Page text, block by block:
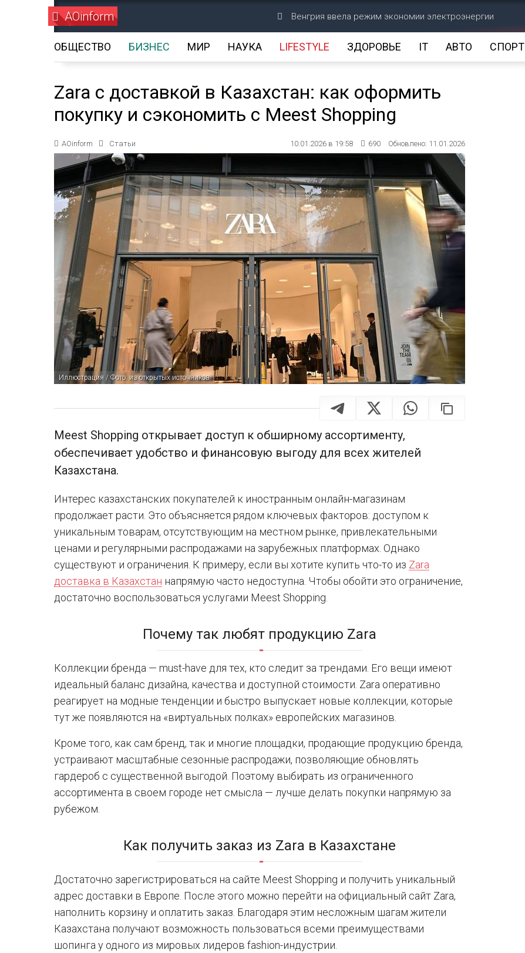
AOinform Венгрия ввела режим экономии электроэнергии
ОБЩЕСТВО БИЗНЕС МИР НАУКА LIFESTYLE ЗДОРОВЬЕ IT АВТО СПОРТ
Zara с доставкой в Казахстан: как оформить
покупку и сэкономить с Meest Shopping
AOinform Статьи 10.01.2026 в 19:58 690 Обновлено: 11.01.2026
Иллюстрация / Фото: из открытых источников
Meest Shopping открывает доступ к обширному ассортименту,
обеспечивает удобство и финансовую выгоду для всех жителей
Казахстана.
Интерес казахстанских покупателей к иностранным онлайн-магазинам
продолжает расти. Это объясняется рядом ключевых факторов: доступом к
уникальным товарам, отсутствующим на местном рынке, привлекательными
ценами и регулярными распродажами на зарубежных платформах. Однако
существуют и ограничения. К примеру, если вы хотите купить что-то из Zara
доставка в Казахстан напрямую часто недоступна. Чтобы обойти это ограничение,
достаточно воспользоваться услугами Meest Shopping.
Почему так любят продукцию Zara
Коллекции бренда — must-have для тех, кто следит за трендами. Его вещи имеют
идеальный баланс дизайна, качества и доступной стоимости. Zara оперативно
реагирует на модные тенденции и быстро выпускает новые коллекции, которые
тут же появляются на «виртуальных полках» европейских магазинов.
Кроме того, как сам бренд, так и многие площадки, продающие продукцию бренда,
устраивают масштабные сезонные распродажи, позволяющие обновлять
гардероб с существенной выгодой. Поэтому выбирать из ограниченного
ассортимента в своем городе нет смысла — лучше делать покупки напрямую за
рубежом.
Как получить заказ из Zara в Казахстане
Достаточно зарегистрироваться на сайте Meest Shopping и получить уникальный
адрес доставки в Европе. После этого можно перейти на официальный сайт Zara,
наполнить корзину и оплатить заказ. Благодаря этим несложным шагам жители
Казахстана получают возможность пользоваться всеми преимуществами
шопинга у одного из мировых лидеров fashion-индустрии.